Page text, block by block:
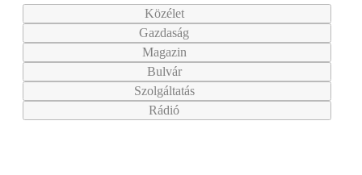
Közélet
Gazdaság
Magazin
Bulvár
Szolgáltatás
Rádió